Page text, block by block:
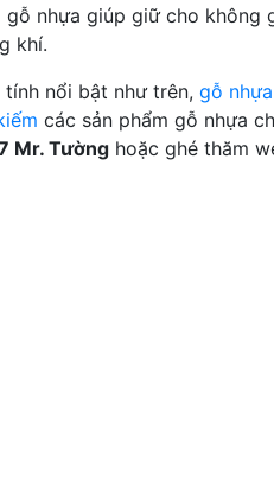
gỗ nhựa giúp giữ cho không
khí.
nổi bật như trên, gỗ
các sản phẩm gỗ nhựa
Mr. Tường hoặc ghé thăm